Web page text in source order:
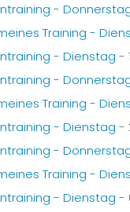
-
Training -
- Dienstag -
-
Training -
- Dienstag -
-
Training -
- Dienstag -